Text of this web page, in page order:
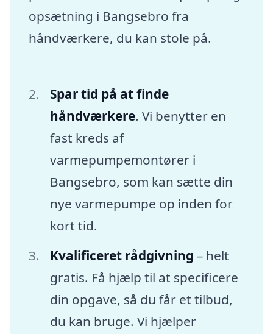
opsætning i Bangsebro fra
håndværkere, du kan stole på.
Spar tid på at finde
håndværkere. Vi benytter en
fast kreds af
varmepumpemontører i
Bangsebro, som kan sætte din
nye varmepumpe op inden for
kort tid.
Kvalificeret rådgivning – helt
gratis. Få hjælp til at specificere
din opgave, så du får et tilbud,
du kan bruge. Vi hjælper